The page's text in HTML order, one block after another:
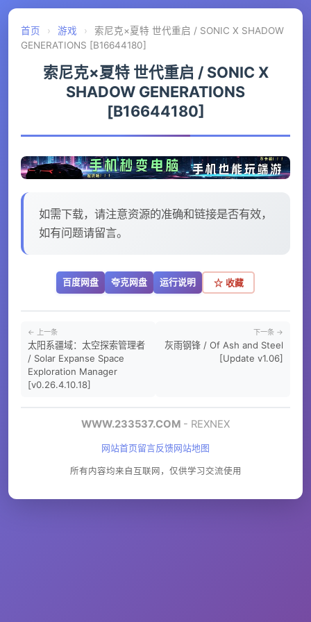
首页 › 游戏 ›
索尼克×夏特 世代重启 / SONIC X SHADOW
GENERATIONS [B16644180]
索尼克×夏特 世代重启 / SONIC X
SHADOW GENERATIONS
[B16644180]
如需下载，请注意资源的准确和链接是否有效，
如有问题请留言。
百度网盘 夸克网盘 运行说明 ☆ 收藏
← 上一条
太阳系疆域：太空探索管理者
/ Solar Expanse Space
Exploration Manager
[v0.26.4.10.18]
下一条 →
灰雨钢锋 / Of Ash and Steel
[Update v1.06]
WWW.233537.COM - REXNEX
网站首页留言反馈网站地图
所有内容均来自互联网，仅供学习交流使用